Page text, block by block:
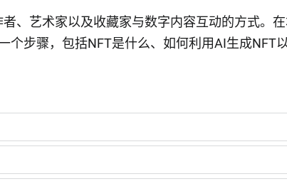
、艺术家以及收藏家与数字内容互动的方式。
个步骤，包括NFT是什么、如何利用AI生成NFT